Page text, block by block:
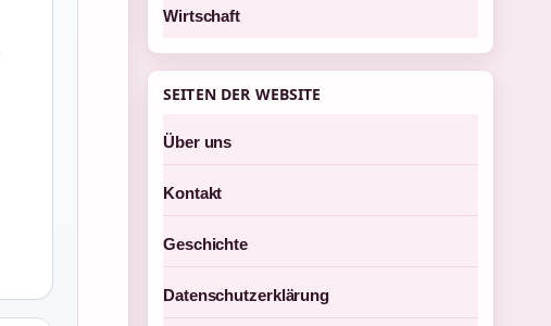
Wirtschaft
SEITEN DER WEBSITE
Über uns
Kontakt
Geschichte
Datenschutzerklärung